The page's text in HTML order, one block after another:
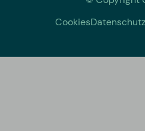
CookiesDatenschutz